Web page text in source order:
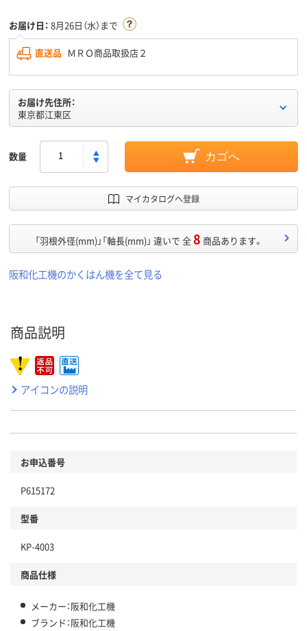
お届け日： 8月26日（水）まで
直送品 ＭＲＯ商品取扱店２
お届け先住所：
東京都江東区
数量 カゴへ
マイカタログへ登録
「羽根外径(mm)」「軸長(mm)」 違いで 全8 商品あります。
阪和化工機のかくはん機を全て見る
商品説明
アイコンの説明
お申込番号
P615172
型番
KP-4003
商品仕様
メーカー：阪和化工機
ブランド：阪和化工機